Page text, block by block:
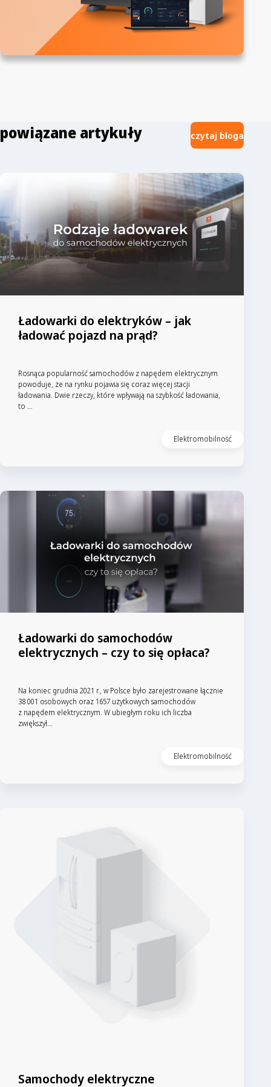
powiązane artykuły czytaj bloga
Ładowarki do elektryków – jak
ładować pojazd na prąd?
Rosnąca popularność samochodów z napędem elektrycznym
powoduje, że na rynku pojawia się coraz więcej stacji
ładowania. Dwie rzeczy, które wpływają na szybkość ładowania,
to ...
Elektromobilność
Ładowarki do samochodów
elektrycznych – czy to się opłaca?
Na koniec grudnia 2021 r., w Polsce było zarejestrowane łącznie
38 001 osobowych oraz 1657 użytkowych samochodów
z napędem elektrycznym. W ubiegłym roku ich liczba
zwiększył...
Elektromobilność
Samochody elektryczne